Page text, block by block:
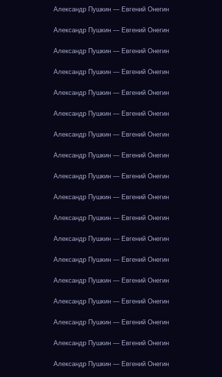
Александр Пушкин — Евгений Онегин
Александр Пушкин — Евгений Онегин
Александр Пушкин — Евгений Онегин
Александр Пушкин — Евгений Онегин
Александр Пушкин — Евгений Онегин
Александр Пушкин — Евгений Онегин
Александр Пушкин — Евгений Онегин
Александр Пушкин — Евгений Онегин
Александр Пушкин — Евгений Онегин
Александр Пушкин — Евгений Онегин
Александр Пушкин — Евгений Онегин
Александр Пушкин — Евгений Онегин
Александр Пушкин — Евгений Онегин
Александр Пушкин — Евгений Онегин
Александр Пушкин — Евгений Онегин
Александр Пушкин — Евгений Онегин
Александр Пушкин — Евгений Онегин
Александр Пушкин — Евгений Онегин